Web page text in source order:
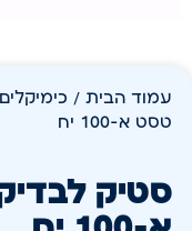
עמוד הבית / כימיקלים
טסט א-100 יח
סטיק